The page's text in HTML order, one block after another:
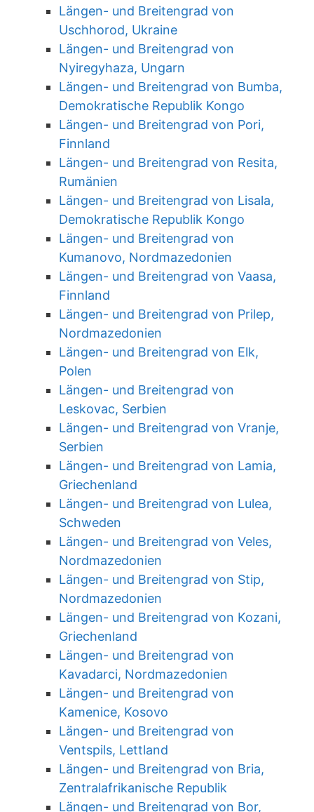
Längen- und Breitengrad von
Uschhorod, Ukraine
Längen- und Breitengrad von
Nyiregyhaza, Ungarn
Längen- und Breitengrad von Bumba,
Demokratische Republik Kongo
Längen- und Breitengrad von Pori,
Finnland
Längen- und Breitengrad von Resita,
Rumänien
Längen- und Breitengrad von Lisala,
Demokratische Republik Kongo
Längen- und Breitengrad von
Kumanovo, Nordmazedonien
Längen- und Breitengrad von Vaasa,
Finnland
Längen- und Breitengrad von Prilep,
Nordmazedonien
Längen- und Breitengrad von Elk,
Polen
Längen- und Breitengrad von
Leskovac, Serbien
Längen- und Breitengrad von Vranje,
Serbien
Längen- und Breitengrad von Lamia,
Griechenland
Längen- und Breitengrad von Lulea,
Schweden
Längen- und Breitengrad von Veles,
Nordmazedonien
Längen- und Breitengrad von Stip,
Nordmazedonien
Längen- und Breitengrad von Kozani,
Griechenland
Längen- und Breitengrad von
Kavadarci, Nordmazedonien
Längen- und Breitengrad von
Kamenice, Kosovo
Längen- und Breitengrad von
Ventspils, Lettland
Längen- und Breitengrad von Bria,
Zentralafrikanische Republik
Längen- und Breitengrad von Bor,